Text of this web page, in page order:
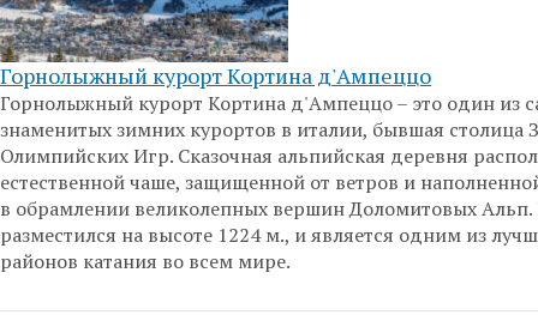
Горнолыжный курорт Кортина д'Ампеццо
Горнолыжный курорт Кортина д'Ампеццо – это один из
знаменитых зимних курортов в италии, бывшая столица
Олимпийских Игр. Сказочная альпийская деревня
естественной чаше, защищенной от ветров и
в обрамлении великолепных вершин Доломитовых Альп.
разместился на высоте 1224 м., и является одним из
районов катания во всем мире.